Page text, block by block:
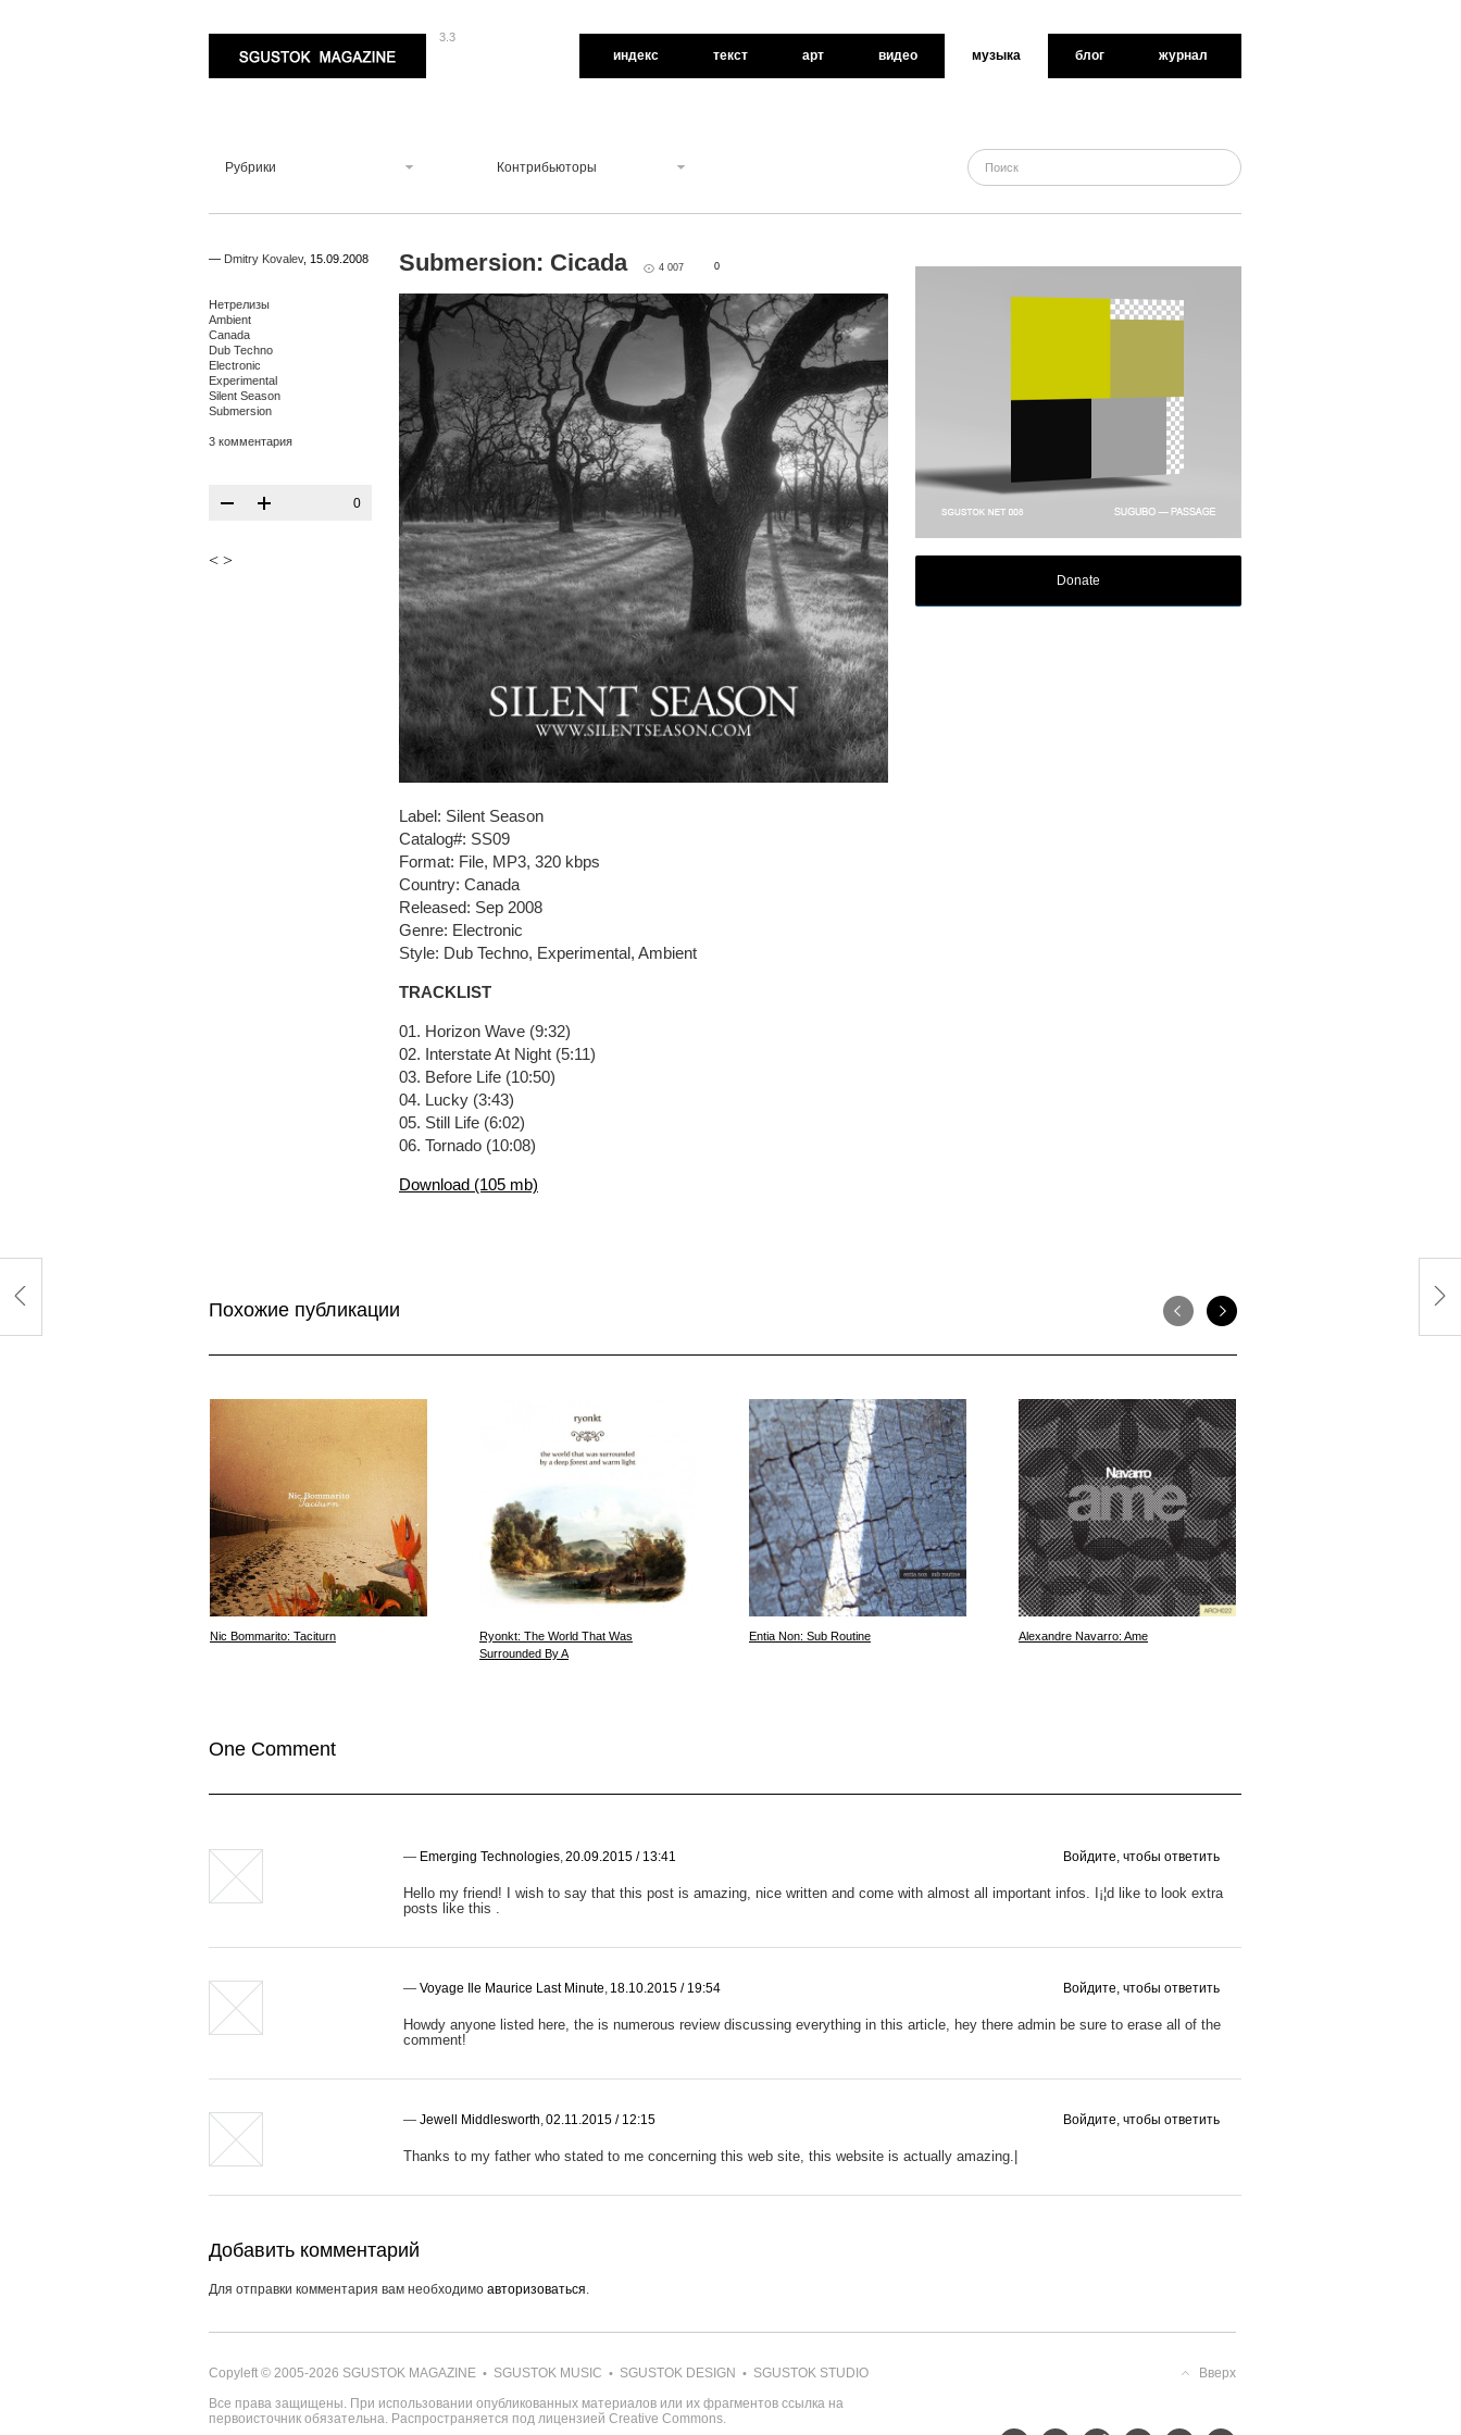
3.3
индекс текст арт видео музыка блог журнал
Рубрики Контрибьюторы
— Dmitry Kovalev, 15.09.2008
Нетрелизы
Ambient
Canada
Dub Techno
Electronic
Experimental
Silent Season
Submersion
3 комментария
0
< >
Submersion: Cicada 4 007 0
Label: Silent Season
Catalog#: SS09
Format: File, MP3, 320 kbps
Country: Canada
Released: Sep 2008
Genre: Electronic
Style: Dub Techno, Experimental, Ambient
TRACKLIST
01. Horizon Wave (9:32)
02. Interstate At Night (5:11)
03. Before Life (10:50)
04. Lucky (3:43)
05. Still Life (6:02)
06. Tornado (10:08)
Download (105 mb)
Donate
Похожие публикации
Nic Bommarito: Taciturn
Ryonkt: The World That Was
Surrounded By A
Entia Non: Sub Routine Alexandre Navarro: Ame
One Comment
— Emerging Technologies,20.09.2015 / 13:41 Войдите, чтобы ответить
Hello my friend! I wish to say that this post is amazing, nice written and come with almost all important infos. I¡¦d like to look extra
posts like this .
— Voyage Ile Maurice Last Minute, 18.10.2015 / 19:54 Войдите, чтобы ответить
Howdy anyone listed here, the is numerous review discussing everything in this article, hey there admin be sure to erase all of the
comment!
— Jewell Middlesworth,02.11.2015 / 12:15 Войдите, чтобы ответить
Thanks to my father who stated to me concerning this web site, this website is actually amazing.|
Добавить комментарий
Для отправки комментария вам необходимо авторизоваться.
Copyleft © 2005-2026 SGUSTOK MAGAZINE • SGUSTOK MUSIC • SGUSTOK DESIGN • SGUSTOK STUDIO
Вверх
Все права защищены. При использовании опубликованных материалов или их фрагментов ссылка на
первоисточник обязательна. Распространяется под лицензией Creative Commons.